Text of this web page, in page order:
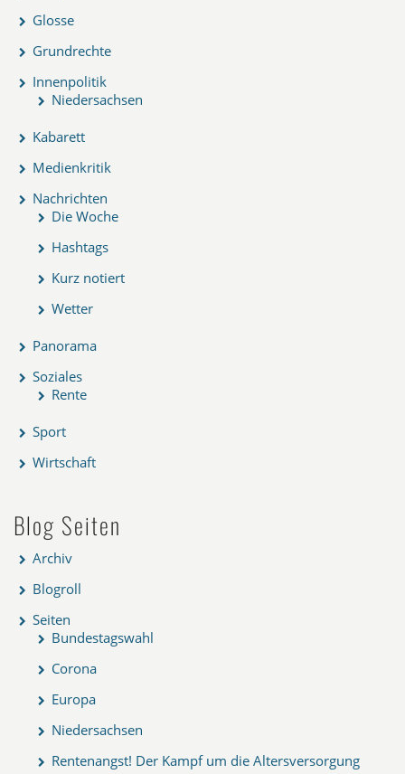
Glosse
Grundrechte
Innenpolitik
Niedersachsen
Kabarett
Medienkritik
Nachrichten
Die Woche
Hashtags
Kurz notiert
Wetter
Panorama
Soziales
Rente
Sport
Wirtschaft
Blog Seiten
Archiv
Blogroll
Seiten
Bundestagswahl
Corona
Europa
Niedersachsen
Rentenangst! Der Kampf um die Altersversorgung